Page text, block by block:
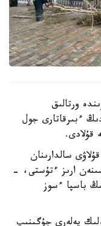
ورتالىق
ولاردىڭ ءبىرقاتارى جول
قۇلادى.
سالدارىنان
اۆتوكولىك يەسىنەن ارىز ءتۇستى، -
باسپا ءسوز